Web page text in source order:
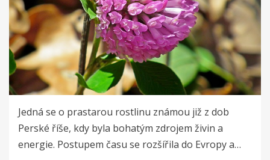
Jedná se o prastarou rostlinu známou již z dob
Perské říše, kdy byla bohatým zdrojem živin a
energie. Postupem času se rozšířila do Evropy a…